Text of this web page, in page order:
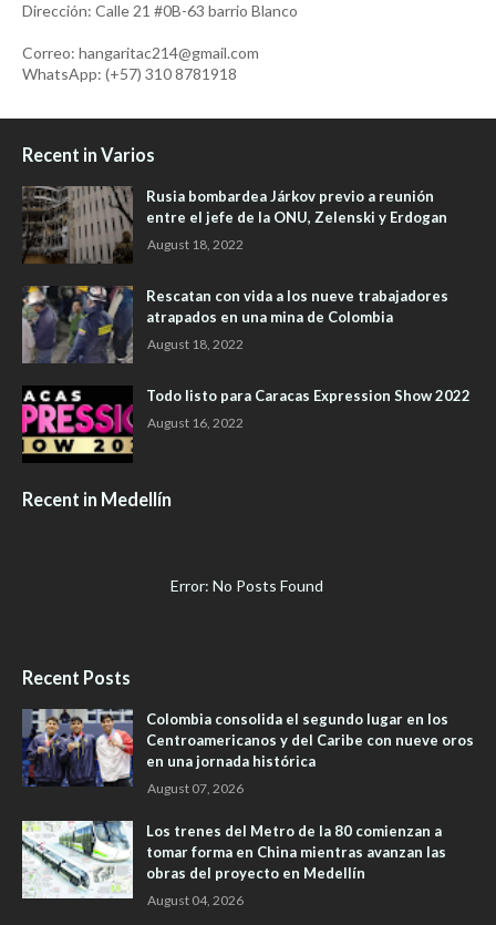
Dirección: Calle 21 #0B-63 barrio Blanco
Correo: hangaritac214@gmail.com
WhatsApp: (+57) 310 8781918
Recent in Varios
Rusia bombardea Járkov previo a reunión
entre el jefe de la ONU, Zelenski y Erdogan
August 18, 2022
Rescatan con vida a los nueve trabajadores
atrapados en una mina de Colombia
August 18, 2022
Todo listo para Caracas Expression Show 2022
August 16, 2022
Recent in Medellín
Error: No Posts Found
Recent Posts
Colombia consolida el segundo lugar en los
Centroamericanos y del Caribe con nueve oros
en una jornada histórica
August 07, 2026
Los trenes del Metro de la 80 comienzan a
tomar forma en China mientras avanzan las
obras del proyecto en Medellín
August 04, 2026